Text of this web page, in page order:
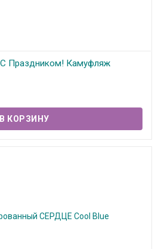
Праздником! Камуфляж